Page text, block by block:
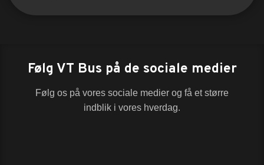
Følg VT Bus på de sociale medier
Følg os på vores sociale medier og få et større
indblik i vores hverdag.